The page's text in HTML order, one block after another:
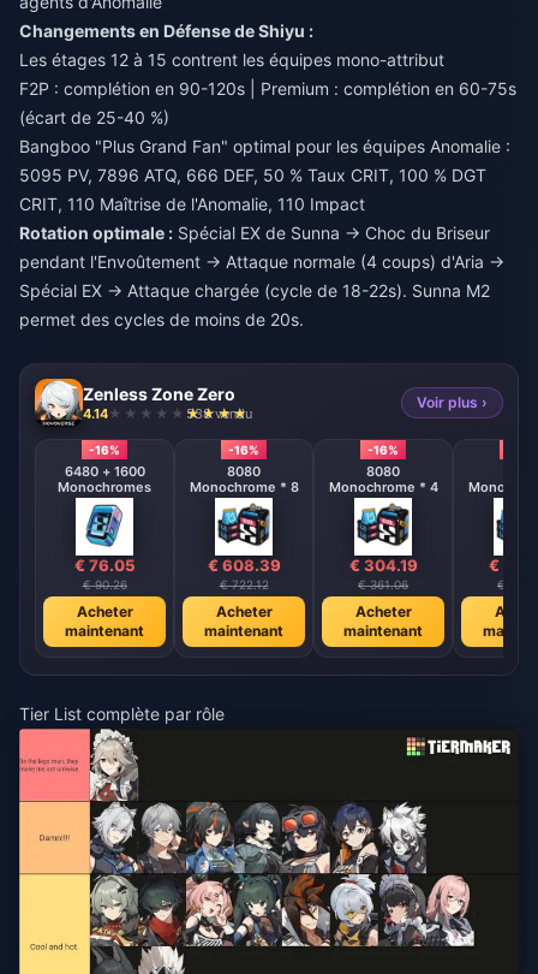
Changements en Défense de Shiyu :
Les étages 12 à 15 contrent les équipes mono-attribut
F2P : complétion en 90-120s | Premium : complétion en 60-75s
(écart de 25-40 %)
Bangboo "Plus Grand Fan" optimal pour les équipes Anomalie :
5095 PV, 7896 ATQ, 666 DEF, 50 % Taux CRIT, 100 % DGT
CRIT, 110 Maîtrise de l'Anomalie, 110 Impact
Rotation optimale : Spécial EX de Sunna → Choc du Briseur
pendant l'Envoûtement → Attaque normale (4 coups) d'Aria →
Spécial EX → Attaque chargée (cycle de 18-22s). Sunna M2
permet des cycles de moins de 20s.
Zenless Zone Zero
4.14 538 vendu
Voir plus ›
-16%
6480 + 1600
Monochromes
€ 76.05
€ 90.26
Acheter
maintenant
-16%
8080
Monochrome * 8
€ 608.39
€ 722.12
Acheter
maintenant
-16%
8080
Monochrome * 4
€ 304.19
€ 361.06
Acheter
maintenant
€
€
Tier List complète par rôle